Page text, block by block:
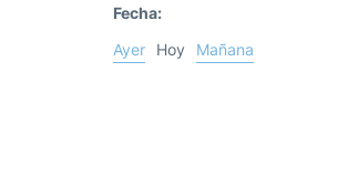
Fecha:
Ayer
Hoy Mañana